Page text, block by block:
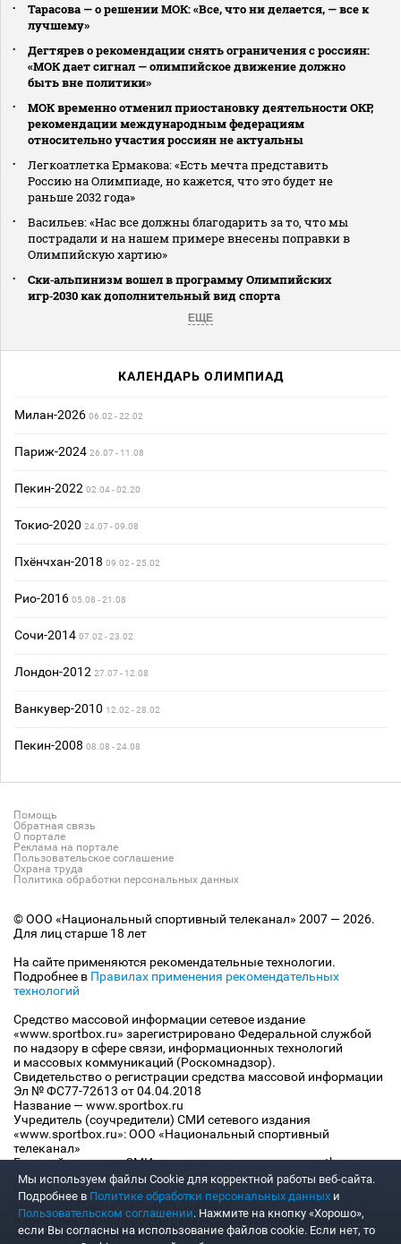
Тарасова — о решении МОК: «Все, что ни делается, — все к
лучшему»
Дегтярев о рекомендации снять ограничения с россиян:
«МОК дает сигнал — олимпийское движение должно
быть вне политики»
МОК временно отменил приостановку деятельности ОКР,
рекомендации международным федерациям
относительно участия россиян не актуальны
Легкоатлетка Ермакова: «Есть мечта представить
Россию на Олимпиаде, но кажется, что это будет не
раньше 2032 года»
Васильев: «Нас все должны благодарить за то, что мы
пострадали и на нашем примере внесены поправки в
Олимпийскую хартию»
Ски‑альпинизм вошел в программу Олимпийских
игр‑2030 как дополнительный вид спорта
ЕЩЕ
КАЛЕНДАРЬ ОЛИМПИАД
Милан-2026 06.02 - 22.02
Париж-2024 26.07 - 11.08
Пекин-2022 02.04 - 02.20
Токио-2020 24.07 - 09.08
Пхёнчхан-2018 09.02 - 25.02
Рио-2016 05.08 - 21.08
Сочи-2014 07.02 - 23.02
Лондон-2012 27.07 - 12.08
Ванкувер-2010 12.02 - 28.02
Пекин-2008 08.08 - 24.08
Помощь
Обратная связь
О портале
Реклама на портале
Пользовательское соглашение
Охрана труда
Политика обработки персональных данных
© ООО «Национальный спортивный телеканал» 2007 — 2026.
Для лиц старше 18 лет
На сайте применяются рекомендательные технологии.
Подробнее в Правилах применения рекомендательных
технологий
Средство массовой информации сетевое издание
«www.sportbox.ru» зарегистрировано Федеральной службой
по надзору в сфере связи, информационных технологий
и массовых коммуникаций (Роскомнадзор).
Свидетельство о регистрации средства массовой информации
Эл № ФС77-72613 от 04.04.2018
Название — www.sportbox.ru
Учредитель (соучредители) СМИ сетевого издания
«www.sportbox.ru»: ООО «Национальный спортивный
телеканал»
Главный редактор СМИ сетевого издания «www.sportbox.ru»:
Конов В.А.
Номер телефона редакции СМИ сетевого издания
«www.sportbox.ru»: +7 (495) 653 8419
Адрес электронной почты редакции СМИ сетевого издания
«www.sportbox.ru»: editor@sportbox.ru
Мы используем файлы Сookie для корректной работы веб-сайта.
Подробнее в Политике обработки персональных данных и
Пользовательском соглашении. Нажмите на кнопку «Хорошо»,
если Вы согласны на использование файлов cookie. Если нет, то